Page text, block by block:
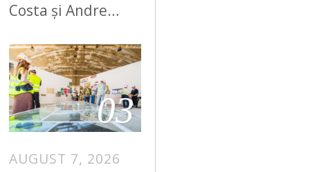
Costa și Andre…
03
AUGUST 7, 2026